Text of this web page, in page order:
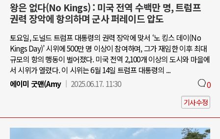
왕은 없다(No Kings) : 미국 전역 수백만 명, 트럼프
권력 장악에 항의하며 군사 퍼레이드 압도
토요일, 도널드 트럼프 대통령의 권력 장악에 맞서 ‘노 킹스 데이(No
Kings Day)’ 시위에 500만 명 이상이 참여하며, 그가 재임한 이후 최대
규모의 항의 행동이 벌어졌다. 미국 전역 2,100개 이상의 도시와 마을에
서 시위가 열렸다. 이 시위는 6월 14일 트럼프 대통령의 ...
에이미 굿맨(Amy
2025.06.17. 11:30 0
기사수정